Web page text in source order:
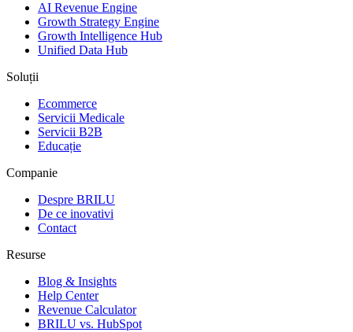
AI Revenue Engine
Growth Strategy Engine
Growth Intelligence Hub
Unified Data Hub
Soluții
Ecommerce
Servicii Medicale
Servicii B2B
Educație
Companie
Despre BRILU
De ce inovativi
Contact
Resurse
Blog & Insights
Help Center
Revenue Calculator
BRILU vs. HubSpot